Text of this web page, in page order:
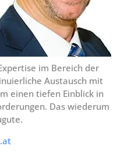
im Bereich der
Austausch mit
einen tiefen Einblick in
Das wiederum